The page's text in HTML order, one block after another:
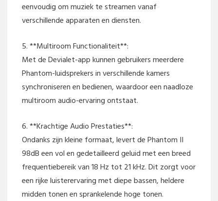
eenvoudig om muziek te streamen vanaf
verschillende apparaten en diensten.
5. **Multiroom Functionaliteit**:
Met de Devialet-app kunnen gebruikers meerdere
Phantom-luidsprekers in verschillende kamers
synchroniseren en bedienen, waardoor een naadloze
multiroom audio-ervaring ontstaat.
6. **Krachtige Audio Prestaties**:
Ondanks zijn kleine formaat, levert de Phantom II
98dB een vol en gedetailleerd geluid met een breed
frequentiebereik van 18 Hz tot 21 kHz. Dit zorgt voor
een rijke luisterervaring met diepe bassen, heldere
midden tonen en sprankelende hoge tonen.